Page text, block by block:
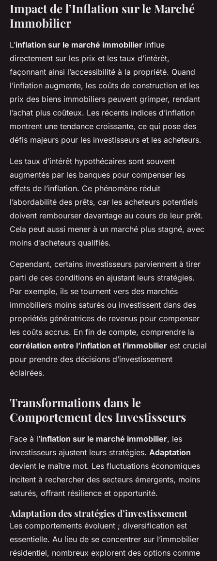
Inflation : Transformation du
Marché Immobilier – Analyse
et Perspectives Innovantes
Lana • 22 avril 2025 • 4 min de lecture
Impact de l’Inflation sur le Marché
Immobilier
L’inflation sur le marché immobilier influe
directement sur les prix et les taux d’intérêt,
façonnant ainsi l’accessibilité à la propriété. Quand
l’inflation augmente, les coûts de construction et les
prix des biens immobiliers peuvent grimper, rendant
l’achat plus coûteux. Les récents indices d’inflation
montrent une tendance croissante, ce qui pose des
défis majeurs pour les investisseurs et les acheteurs.
Les taux d’intérêt hypothécaires sont souvent
augmentés par les banques pour compenser les
effets de l’inflation. Ce phénomène réduit
l’abordabilité des prêts, car les acheteurs potentiels
doivent rembourser davantage au cours de leur prêt.
Cela peut aussi mener à un marché plus stagné, avec
moins d’acheteurs qualifiés.
Cependant, certains investisseurs parviennent à tirer
parti de ces conditions en ajustant leurs stratégies.
Par exemple, ils se tournent vers des marchés
immobiliers moins saturés ou investissent dans des
propriétés génératrices de revenus pour compenser
les coûts accrus. En fin de compte, comprendre la
corrélation entre l’inflation et l’immobilier est crucial
pour prendre des décisions d’investissement
éclairées.
Transformations dans le
Comportement des Investisseurs
Face à l’inflation sur le marché immobilier, les
investisseurs ajustent leurs stratégies. Adaptation
devient le maître mot. Les fluctuations économiques
incitent à rechercher des secteurs émergents, moins
saturés, offrant résilience et opportunité.
Adaptation des stratégies d’investissement
Les comportements évoluent ; diversification est
essentielle. Au lieu de se concentrer sur l’immobilier
résidentiel, nombreux explorent des options comme